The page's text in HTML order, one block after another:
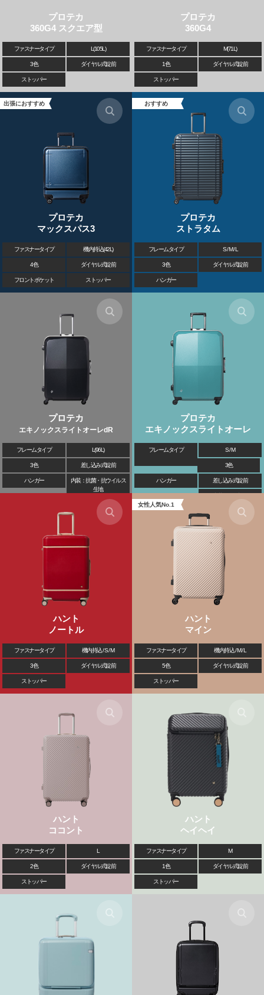
プロテカ
360G4 スクエア型
ファスナータイプ L(105L)
3色 ダイヤル式錠前
ストッパー
プロテカ
360G4
ファスナータイプ M(71L)
1色 ダイヤル式錠前
ストッパー
出張におすすめ
プロテカ
マックスパス3
ファスナータイプ 機内持込(42L)
4色 ダイヤル式錠前
フロントポケット ストッパー
おすすめ
プロテカ
ストラタム
フレームタイプ S / M / L
3色 ダイヤル式錠前
ハンガー
プロテカ
エキノックスライトオーレdR
フレームタイプ L(96L)
3色 差し込み式錠前
ハンガー
内装：抗菌・抗ウイルス
生地
プロテカ
エキノックスライトオーレ
フレームタイプ S / M
3色
差し込み式錠前
ハンガー
ハント
ノートル
ファスナータイプ 機内持込 / S / M
3色 ダイヤル式錠前
ストッパー
女性人気No.1
ハント
マイン
ファスナータイプ 機内持込 / M / L
5色 ダイヤル式錠前
ストッパー
ハント
ココント
ファスナータイプ L
2色 ダイヤル式錠前
ストッパー
ハント
ヘイヘイ
ファスナータイプ M
1色 ダイヤル式錠前
ストッパー